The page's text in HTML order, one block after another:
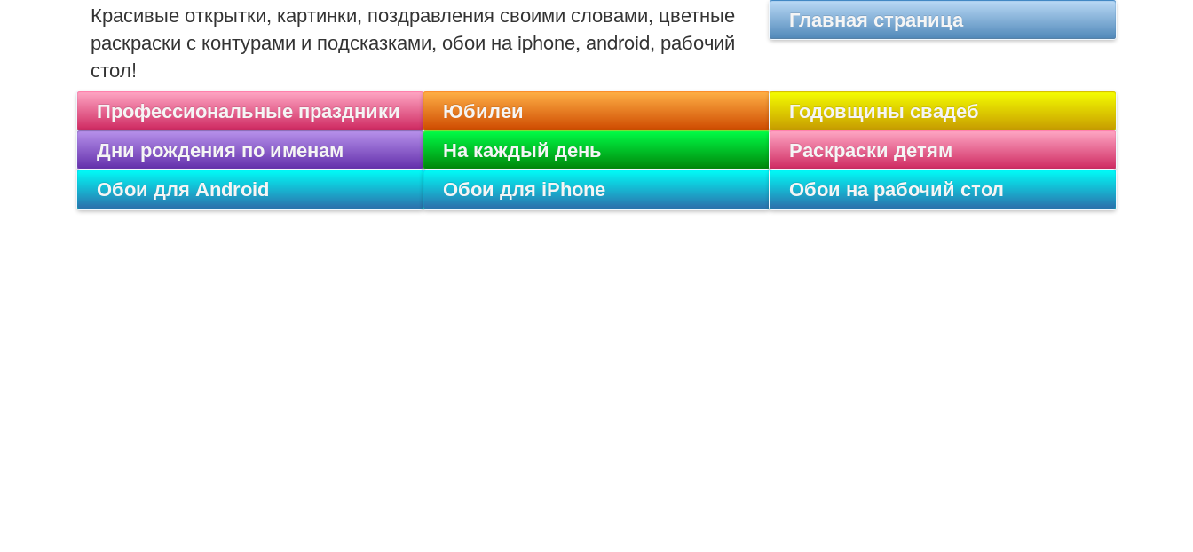
Красивые открытки, картинки, поздравления своими словами, цветные
раскраски с контурами и подсказками, обои на iphone, android, рабочий
стол!
Главная страница
Профессиональные праздники Юбилеи
Годовщины свадеб
Дни рождения по именам
На каждый день
Раскраски детям
Обои для Android
Обои для iPhone Обои на рабочий стол